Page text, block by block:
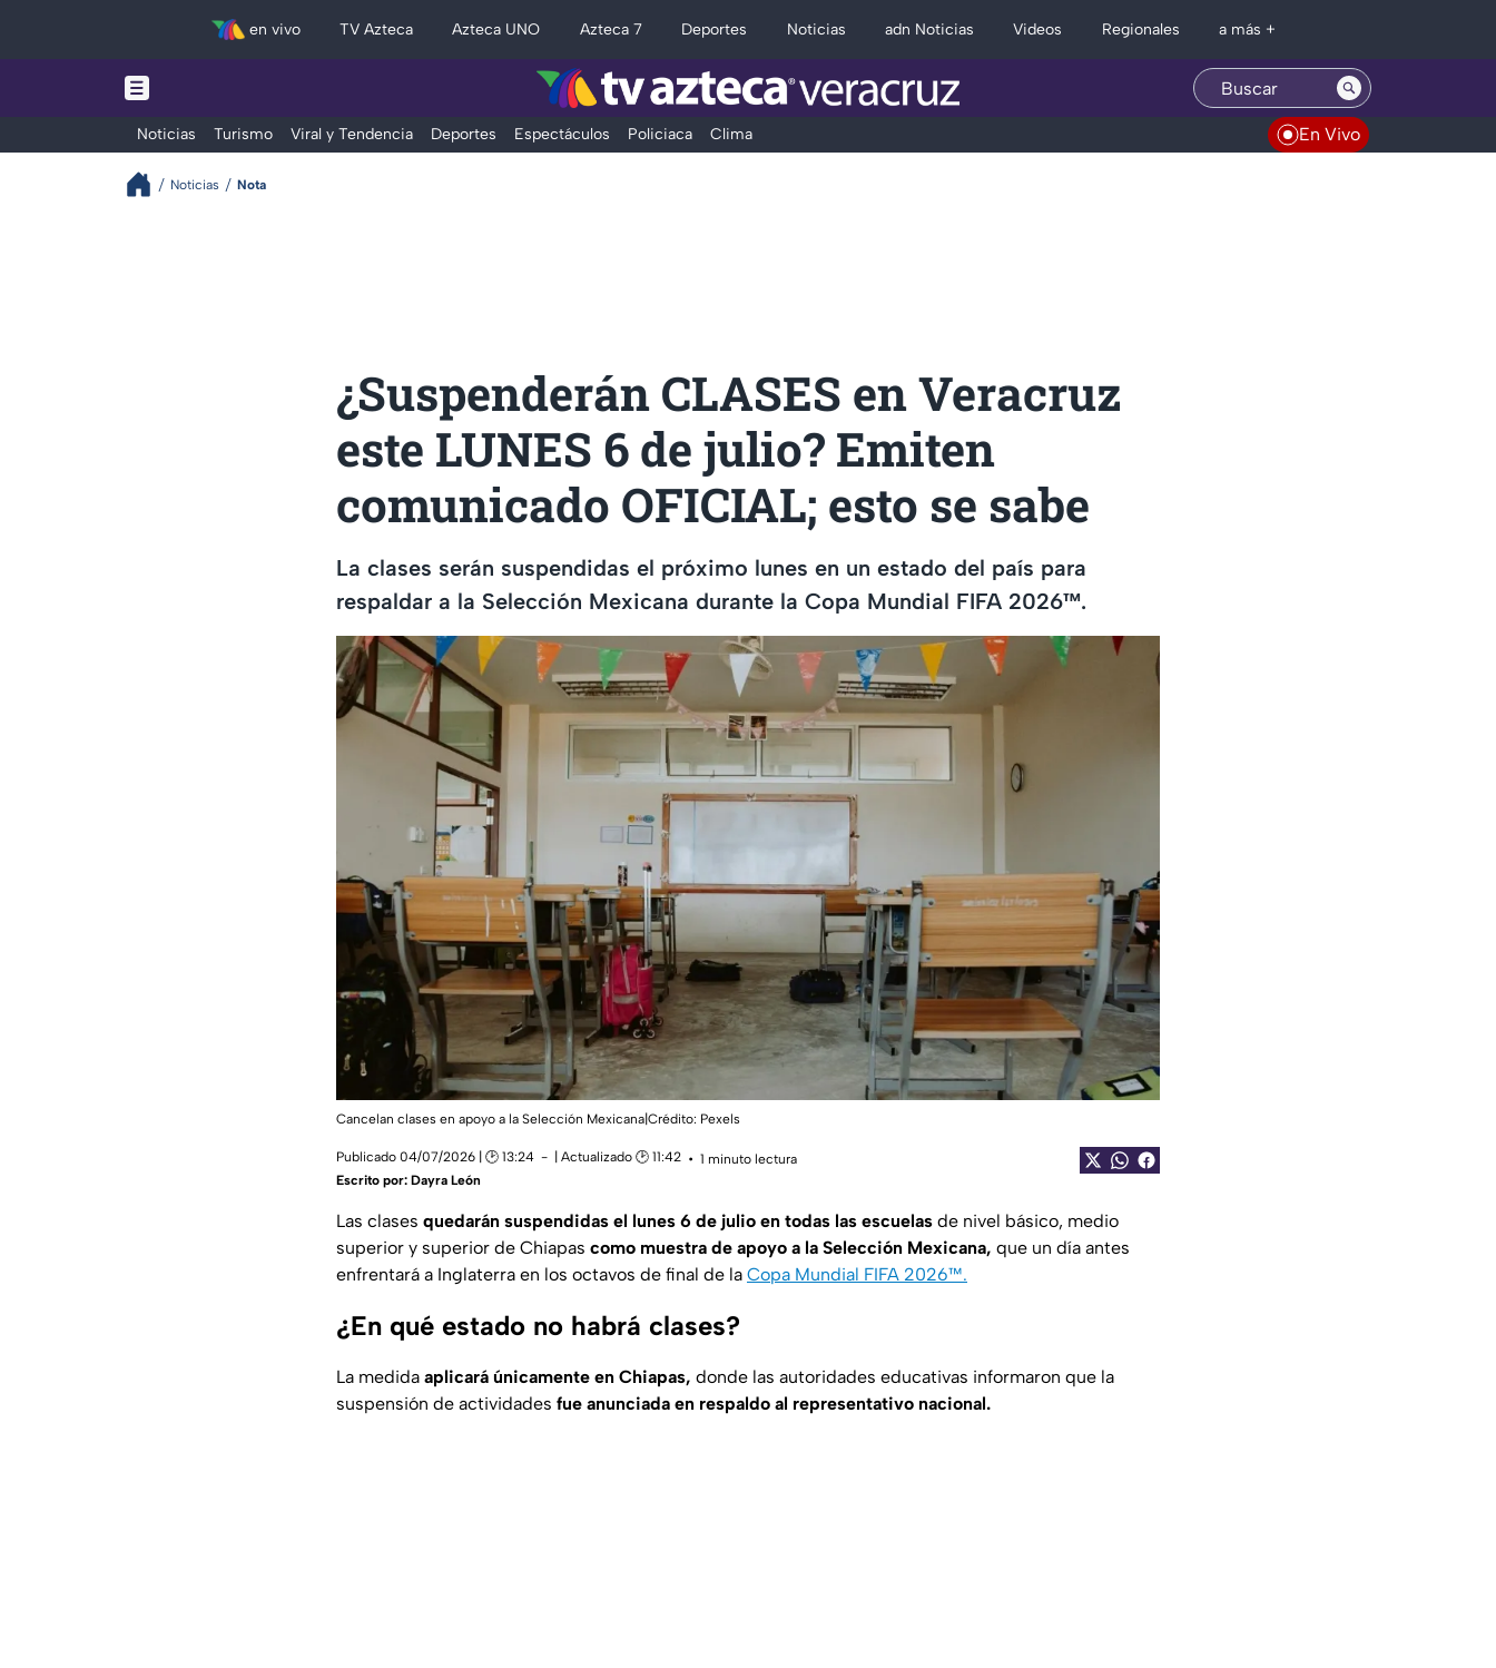
en vivo TV Azteca Azteca UNO Azteca 7 Deportes Noticias adn Noticias Videos Regionales a más +
Noticias Turismo Viral y Tendencia Deportes Espectáculos Policiaca Clima En Vivo
Noticias Nota
¿Suspenderán CLASES en Veracruz
este LUNES 6 de julio? Emiten
comunicado OFICIAL; esto se sabe
La clases serán suspendidas el próximo lunes en un estado del país para
respaldar a la Selección Mexicana durante la Copa Mundial FIFA 2026™.
Cancelan clases en apoyo a la Selección Mexicana|Crédito: Pexels
Publicado 04/07/2026 | 🕑 13:24 | Actualizado 🕑 11:42
1 minuto lectura
Escrito por: Dayra León
Las clases quedarán suspendidas el lunes 6 de julio en todas las escuelas de nivel básico, medio
superior y superior de Chiapas como muestra de apoyo a la Selección Mexicana, que un día antes
enfrentará a Inglaterra en los octavos de final de la Copa Mundial FIFA 2026™.
¿En qué estado no habrá clases?
La medida aplicará únicamente en Chiapas, donde las autoridades educativas informaron que la
suspensión de actividades fue anunciada en respaldo al representativo nacional.